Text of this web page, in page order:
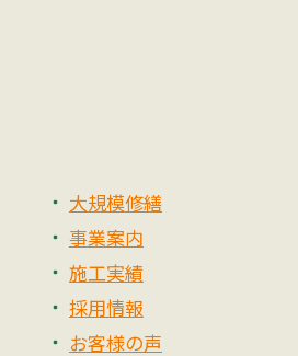
大規模修繕
事業案内
施工実績
採用情報
お客様の声